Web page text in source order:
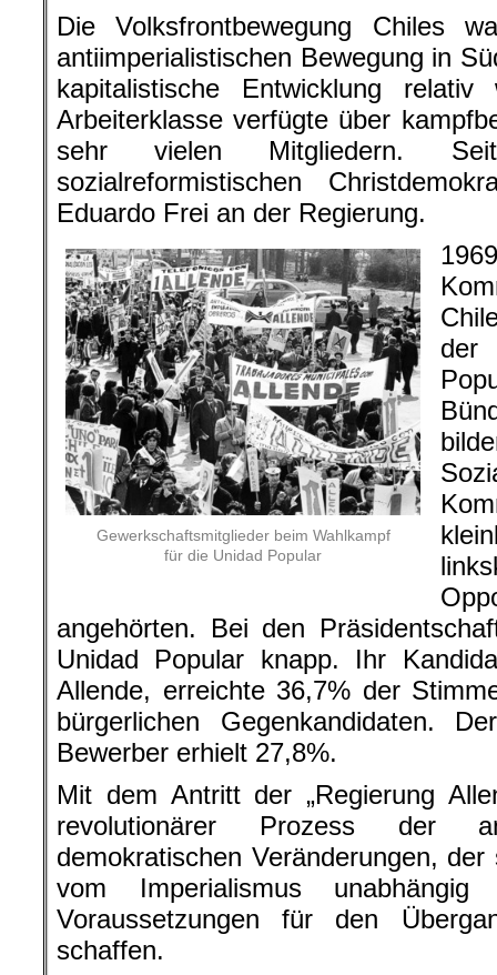
Die Volksfrontbewegung Chiles
antiimperialistischen Bewegung in
kapitalistische Entwicklung
Arbeiterklasse verfügte über
sehr vielen Mitgliedern.
sozialreformistischen
Eduardo Frei an der Regierung.
Gewerkschaftsmitglieder beim Wahlkampf
für die Unidad Popular
der
angehörten. Bei den
Unidad Popular knapp. Ihr
Allende, erreichte 36,7% der
bürgerlichen Gegenkandidaten.
Bewerber erhielt 27,8%.
Mit dem Antritt der „Regierung
revolutionärer Prozess der
demokratischen Veränderungen,
vom Imperialismus
Voraussetzungen für den
schaffen.